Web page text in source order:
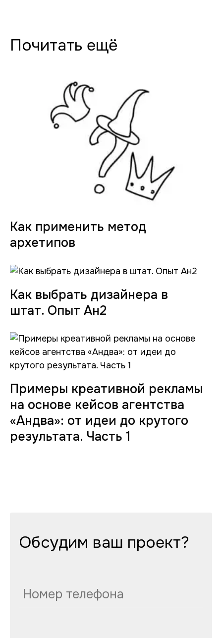
Почитать ещё
Как применить метод
архетипов
Как выбрать дизайнера в
штат. Опыт Ан2
Примеры креативной рекламы
на основе кейсов агентства
«Андва»: от идеи до крутого
результата. Часть 1
Обсудим ваш проект?